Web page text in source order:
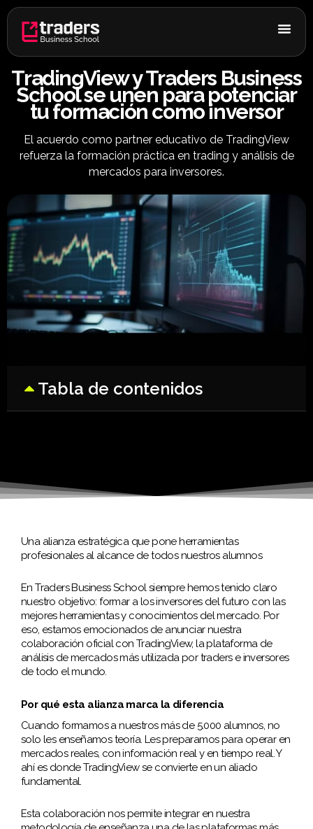
contenido
TradingView y Traders Business
School se unen para potenciar
tu formación como inversor
El acuerdo como partner educativo de TradingView
refuerza la formación práctica en trading y análisis de
mercados para inversores.
Tabla de contenidos
Una alianza estratégica que pone herramientas
profesionales al alcance de todos nuestros alumnos
En Traders Business School siempre hemos tenido claro
nuestro objetivo: formar a los inversores del futuro con las
mejores herramientas y conocimientos del mercado. Por
eso, estamos emocionados de anunciar nuestra
colaboración oficial con TradingView, la plataforma de
análisis de mercados más utilizada por traders e inversores
de todo el mundo.
Por qué esta alianza marca la diferencia
Cuando formamos a nuestros más de 5.000 alumnos, no
solo les enseñamos teoría. Les preparamos para operar en
mercados reales, con información real y en tiempo real. Y
ahí es donde TradingView se convierte en un aliado
fundamental.
Esta colaboración nos permite integrar en nuestra